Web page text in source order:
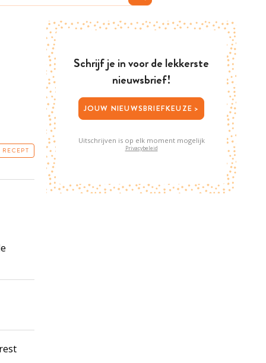
Schrijf je in voor de lekkerste
nieuwsbrief!
JOUW NIEUWSBRIEFKEUZE >
Uitschrijven is op elk moment mogelijk
Privacybeleid